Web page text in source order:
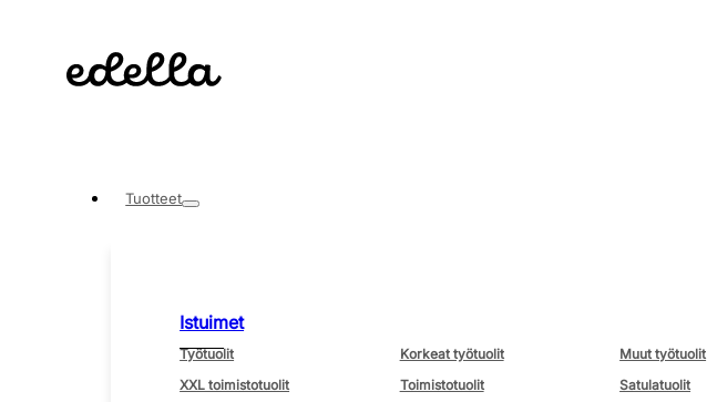
Tuotteet
Istuimet
Työtuolit Korkeat työtuolit
Muut työtuolit
XXL toimistotuolit
Toimistotuolit
Satulatuolit